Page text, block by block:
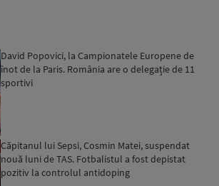
David Popovici, la Campionatele Europene de
înot de la Paris. România are o delegație de 11
sportivi
Căpitanul lui Sepsi, Cosmin Matei, suspendat
nouă luni de TAS. Fotbalistul a fost depistat
pozitiv la controlul antidoping